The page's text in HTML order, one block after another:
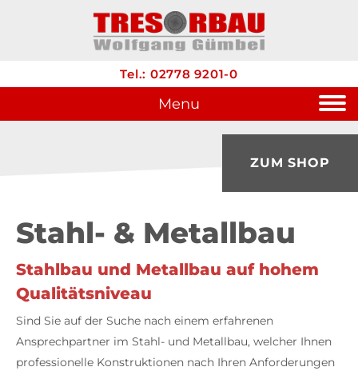
ZUM SHOP
Tel.: 02778 9201-0
Menu
Stahl- & Metallbau
Stahlbau und Metallbau auf hohem
Qualitätsniveau
Sind Sie auf der Suche nach einem erfahrenen
Ansprechpartner im Stahl- und Metallbau, welcher Ihnen
professionelle Konstruktionen nach Ihren Anforderungen